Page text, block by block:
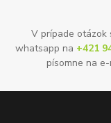
V prípade otázok
whatsapp na +421
písomne na